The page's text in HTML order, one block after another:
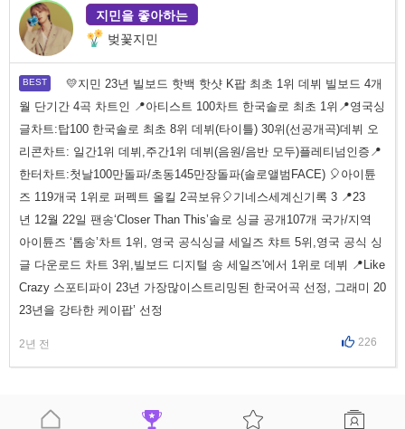
지민을 좋아하는
벚꽃지민
💛지민 23년 빌보드 핫백 핫샷 K팝 최초 1위 데뷔 빌보드 4개
월 단기간 4곡 차트인 📍아티스트 100차트 한국솔로 최초 1위📍영국싱
글차트:탑100 한국솔로 최초 8위 데뷔(타이틀) 30위(선공개곡)데뷔 오
리콘차트: 일간1위 데뷔,주간1위 데뷔(음원/음반 모두)플레티넘인증📍
한터차트:첫날100만돌파/초동145만장돌파(솔로앨범FACE) 🎈아이튠
즈 119개국 1위로 퍼펙트 올킬 2곡보유🎈기네스세계신기록 3 📍23
년 12월 22일 팬송‘Closer Than This’솔로 싱글 공개107개 국가/지역
아이튠즈 ‘톱송’차트 1위, 영국 공식싱글 세일즈 챠트 5위,영국 공식 싱
글 다운로드 차트 3위,빌보드 디지털 송 세일즈'에서 1위로 데뷔 📍Like
Crazy 스포티파이 23년 가장많이스트리밍된 한국어곡 선정, 그래미 20
23년을 강타한 케이팝’ 선정
2년 전 226